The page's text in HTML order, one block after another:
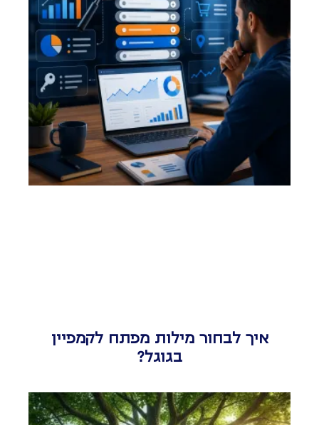
איך לבחור מילות מפתח לקמפיין
בגוגל?